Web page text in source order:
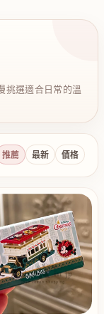
挑選適合日常的溫
推薦 最新 價格